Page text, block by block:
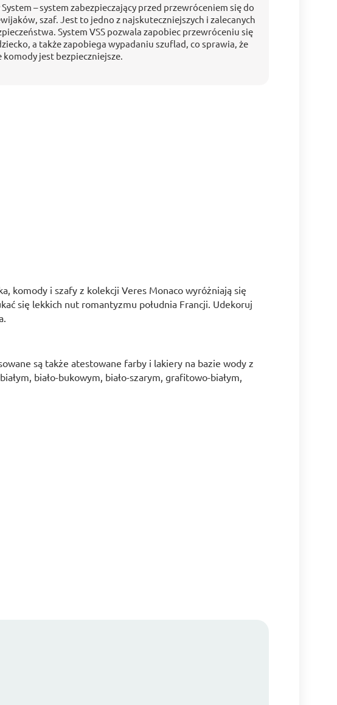
– system zabezpieczający przed przewróceniem się do
szaf. Jest to jedno z najskuteczniejszych i zalecanych
System VSS pozwala zapobiec przewróceniu się
a także zapobiega wypadaniu szuflad, co sprawia, że
jest bezpieczniejsze.
komody i szafy z kolekcji Veres Monaco wyróżniają się
się lekkich nut romantyzmu południa Francji. Udekoruj
są także atestowane farby i lakiery na bazie wody z
biało-bukowym, biało-szarym, grafitowo-białym,